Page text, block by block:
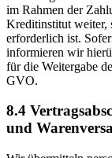
im Rahmen der
Kreditinstitut weiter,
erforderlich ist.
informieren wir
für die Weitergabe
GVO.
8.4
und